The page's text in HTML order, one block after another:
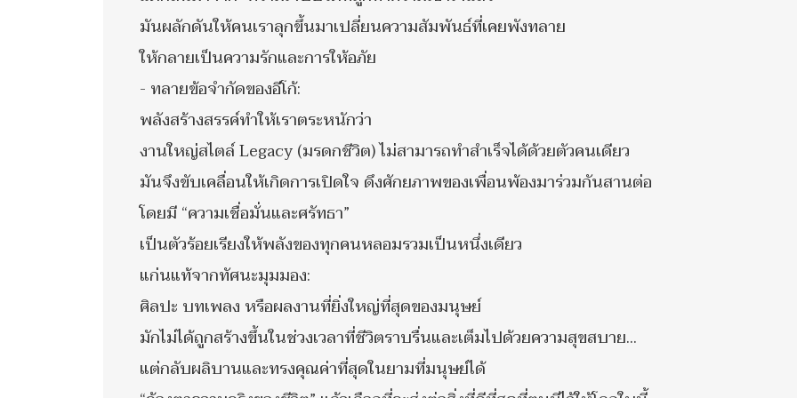
มันผลักดันให้คนเราลุกขึ้นมาเปลี่ยนความสัมพันธ์ที่เคยพังทลาย
ให้กลายเป็นความรักและการให้อภัย
- ทลายข้อจำกัดของอีโก้:
พลังสร้างสรรค์ทำให้เราตระหนักว่า
งานใหญ่สไตล์ Legacy (มรดกชีวิต) ไม่สามารถทำสำเร็จได้ด้วยตัวคนเดียว
มันจึงขับเคลื่อนให้เกิดการเปิดใจ ดึงศักยภาพของเพื่อนพ้องมาร่วมกันสานต่อ
โดยมี “ความเชื่อมั่นและศรัทธา”
เป็นตัวร้อยเรียงให้พลังของทุกคนหลอมรวมเป็นหนึ่งเดียว
แก่นแท้จากทัศนะมุมมอง:
ศิลปะ บทเพลง หรือผลงานที่ยิ่งใหญ่ที่สุดของมนุษย์
มักไม่ได้ถูกสร้างขึ้นในช่วงเวลาที่ชีวิตราบรื่นและเต็มไปด้วยความสุขสบาย...
แต่กลับผลิบานและทรงคุณค่าที่สุดในยามที่มนุษย์ได้